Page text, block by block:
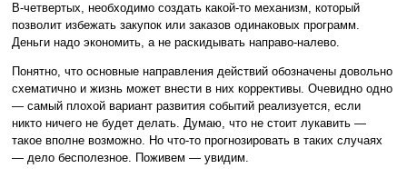
В-четвертых, необходимо создать какой-то механизм, который
позволит избежать закупок или заказов одинаковых программ.
Деньги надо экономить, а не раскидывать направо-налево.
Понятно, что основные направления действий обозначены довольно
схематично и жизнь может внести в них коррективы. Очевидно одно
— самый плохой вариант развития событий реализуется, если
никто ничего не будет делать. Думаю, что не стоит лукавить —
такое вполне возможно. Но что-то прогнозировать в таких случаях
— дело бесполезное. Поживем — увидим.